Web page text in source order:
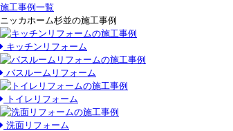
施工事例一覧
ニッカホーム杉並の施工事例
キッチンリフォーム
バスルームリフォーム
トイレリフォーム
洗面リフォーム